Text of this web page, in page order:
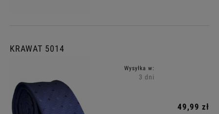
KRAWAT 5014
Wysyłka w:
3 dni
49,99 zł